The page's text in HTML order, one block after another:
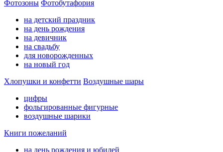
Фотозоны Фотобутафория
на детский праздник
на день рождения
на девичник
на свадьбу
для новорожденных
на новый год
Хлопушки и конфетти Воздушные шары
цифры
фольгированные фигурные
воздушные шарики
Книги пожеланий
на день рождения и юбилей